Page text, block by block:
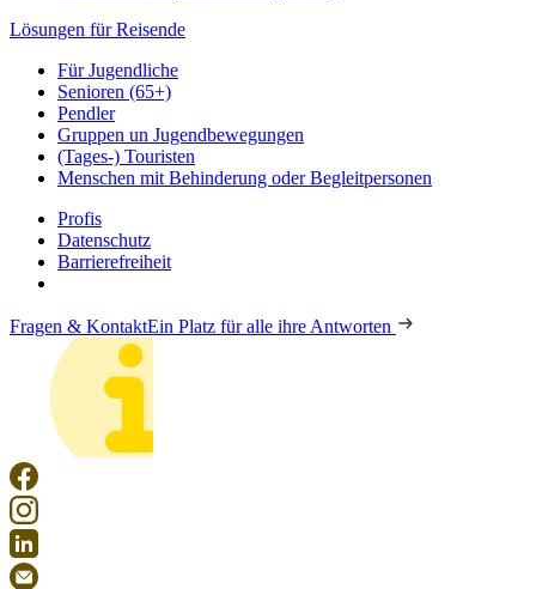
Lösungen für Reisende
Für Jugendliche
Senioren (65+)
Pendler
Gruppen un Jugendbewegungen
(Tages-) Touristen
Menschen mit Behinderung oder Begleitpersonen
Profis
Datenschutz
Barrierefreiheit
Fragen & KontaktEin Platz für alle ihre Antworten